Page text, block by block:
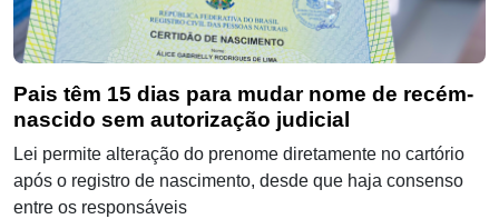
Pais têm 15 dias para mudar nome de recém-
nascido sem autorização judicial
Lei permite alteração do prenome diretamente no cartório
após o registro de nascimento, desde que haja consenso
entre os responsáveis